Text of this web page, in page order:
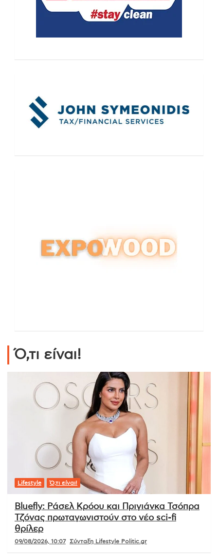
Ό,τι είναι!
Lifestyle Ό,τι είναι!
Bluefly: Ράσελ Κρόου και Πριγιάνκα Τσόπρα
Τζόνας πρωταγωνιστούν στο νέο sci-fi
θρίλερ
09/08/2026, 10:07 Σύνταξη Lifestyle Politic.gr